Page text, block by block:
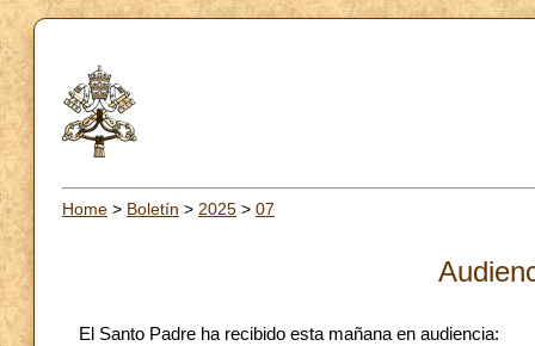
Home > Boletín > 2025 > 07
El Santo Padre ha recibido esta mañana en audiencia: